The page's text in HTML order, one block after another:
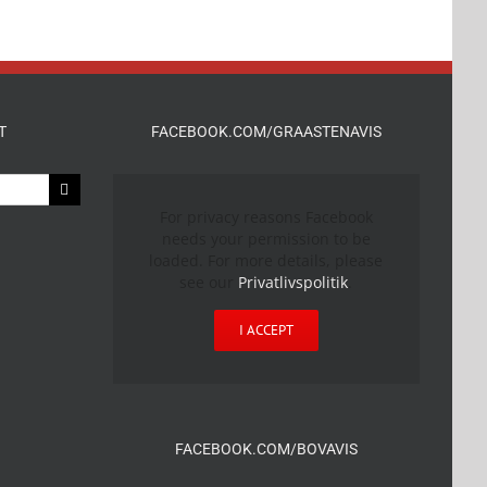
FACEBOOK.COM/GRAASTENAVIS
Privatlivspolitik
I ACCEPT
FACEBOOK.COM/BOVAVIS